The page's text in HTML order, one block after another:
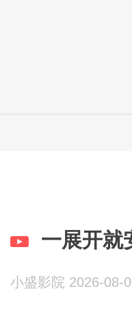
一展开就
小盛影院 2026-08-